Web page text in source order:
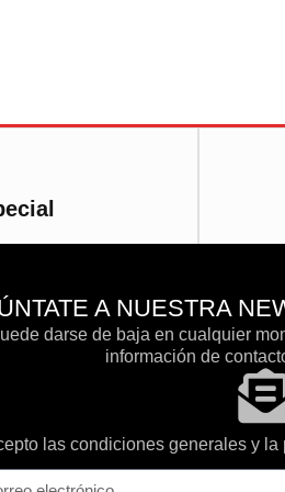
A NUESTRA
darse de baja en cualquier
información de
las condiciones generales y